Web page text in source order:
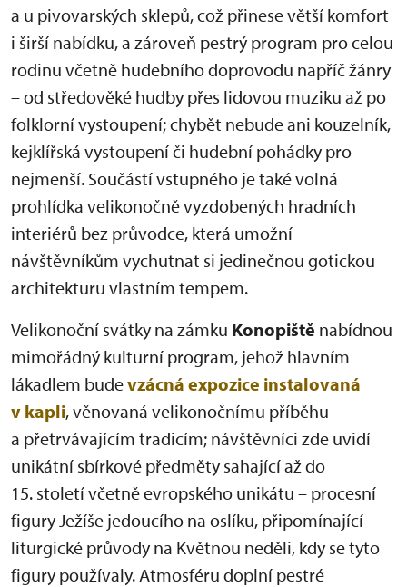
a u pivovarských sklepů, což přinese větší komfort
i širší nabídku, a zároveň pestrý program pro celou
rodinu včetně hudebního doprovodu napříč žánry
– od středověké hudby přes lidovou muziku až po
folklorní vystoupení; chybět nebude ani kouzelník,
kejklířská vystoupení či hudební pohádky pro
nejmenší. Součástí vstupného je také volná
prohlídka velikonočně vyzdobených hradních
interiérů bez průvodce, která umožní
návštěvníkům vychutnat si jedinečnou gotickou
architekturu vlastním tempem.
Velikonoční svátky na zámku Konopiště nabídnou
mimořádný kulturní program, jehož hlavním
lákadlem budevzácná expozice instalovaná
v kapli, věnovaná velikonočnímu příběhu
a přetrvávajícím tradicím; návštěvníci zde uvidí
unikátní sbírkové předměty sahající až do
15. století včetně evropského unikátu – procesní
figury Ježíše jedoucího na oslíku, připomínající
liturgické průvody na Květnou neděli, kdy se tyto
figury používaly. Atmosféru doplní pestré